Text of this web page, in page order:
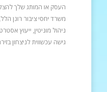
העסק או המותג שלך
משרד יחסי ציבור רונן
ניהול מוניטין, ייעוץ
גישה עכשווית לניצחון